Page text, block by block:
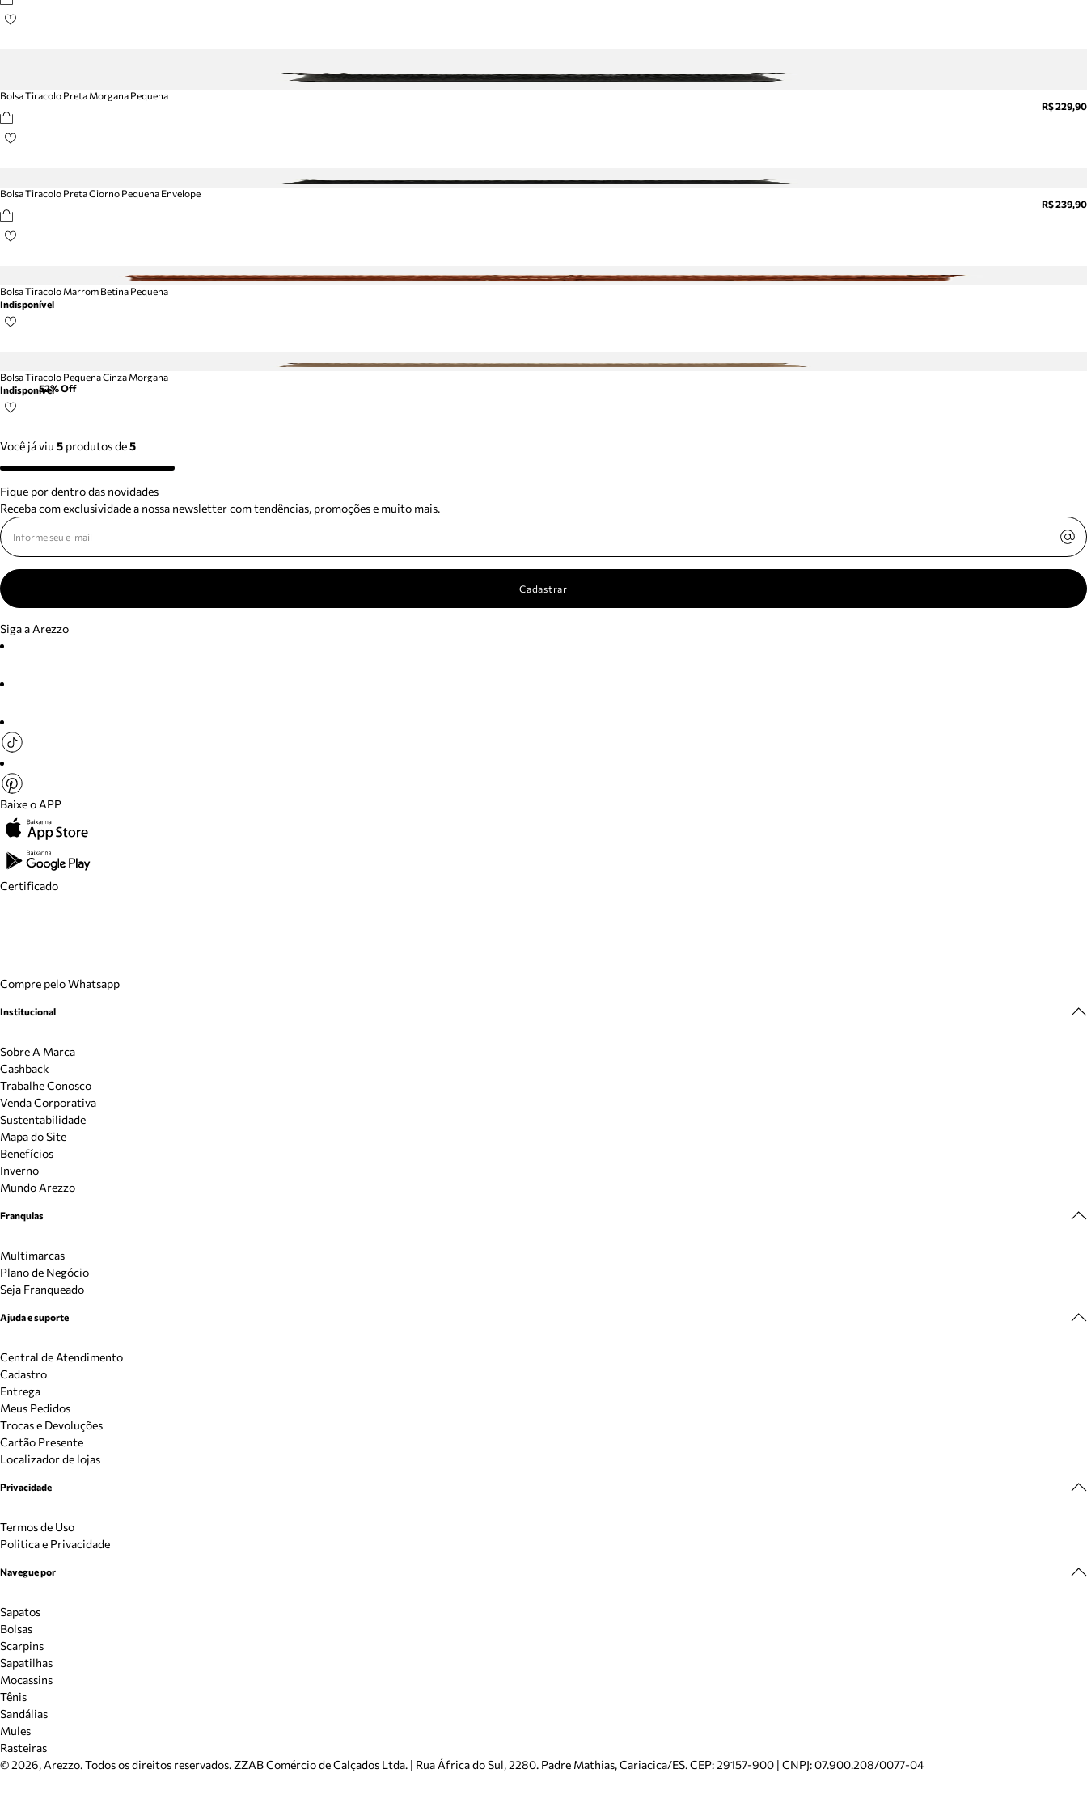
Bolsa Tiracolo Preta Morgana Pequena
R$ 229,90
Bolsa Tiracolo Preta Giorno Pequena Envelope
R$ 239,90
Bolsa Tiracolo Marrom Betina Pequena
Indisponível
52% Off
Bolsa Tiracolo Pequena Cinza Morgana
Indisponível
Você já viu 5 produtosde5
Fique por dentro das novidades
Receba com exclusividade a nossa newsletter com tendências, promoções e muito mais.
Cadastrar
Siga a Arezzo
Baixe o APP
Certificado
Compre pelo Whatsapp
Institucional
Sobre A Marca
Cashback
Trabalhe Conosco
Venda Corporativa
Sustentabilidade
Mapa do Site
Benefícios
Inverno
Mundo Arezzo
Franquias
Multimarcas
Plano de Negócio
Seja Franqueado
Ajuda e suporte
Central de Atendimento
Cadastro
Entrega
Meus Pedidos
Trocas e Devoluções
Cartão Presente
Localizador de lojas
Privacidade
Termos de Uso
Politica e Privacidade
Navegue por
Sapatos
Bolsas
Scarpins
Sapatilhas
Mocassins
Tênis
Sandálias
Mules
Rasteiras
©2026, Arezzo. Todos os direitos reservados.ZZAB Comércio de Calçados Ltda. | Rua África do Sul, 2280. Padre Mathias, Cariacica/ES. CEP: 29157-900 | CNPJ: 07.900.208/0077-04